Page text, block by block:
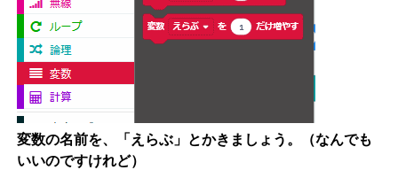
変数の名前を、「えらぶ」とかきましょう。（なんでも
いいのですけれど）